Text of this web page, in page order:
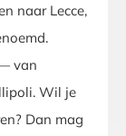
naar Lecce,
van
Wil je
Dan mag